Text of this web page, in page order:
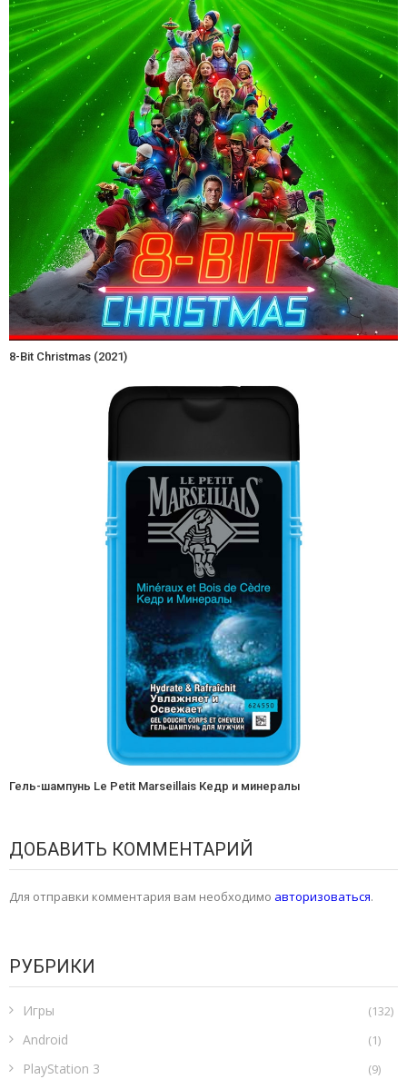
8-Bit Christmas (2021)
Гель-шампунь Le Petit Marseillais Кедр и минералы
ДОБАВИТЬ КОММЕНТАРИЙ
Для отправки комментария вам необходимо авторизоваться.
РУБРИКИ
Игры (132)
Android (1)
PlayStation 3 (9)